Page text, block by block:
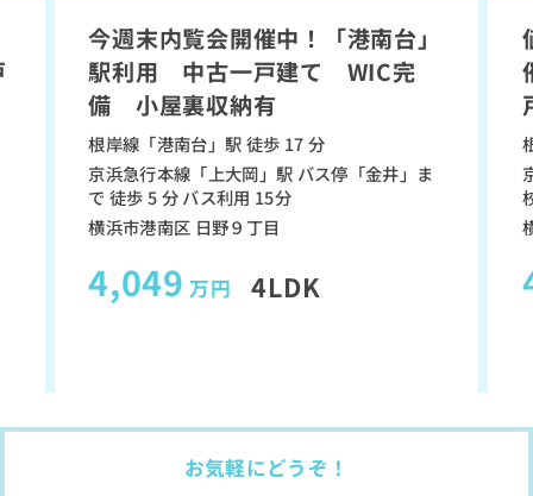
間取り
今週末内覧会開催中！「港南台」
駅利用 中古一戸建て WIC完
備 小屋裏収納有
根岸線「港南台」駅 徒歩 17 分
京浜急行本線「上大岡」駅 バス停「金井」ま
で 徒歩 5 分 バス利用 15分
横浜市港南区 日野９丁目
4,049 万円 4LDK
お気軽にどうぞ！